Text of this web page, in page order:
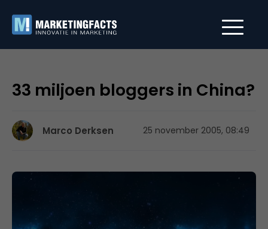
33 miljoen bloggers in China?
Marco Derksen 25 november 2005, 08:49